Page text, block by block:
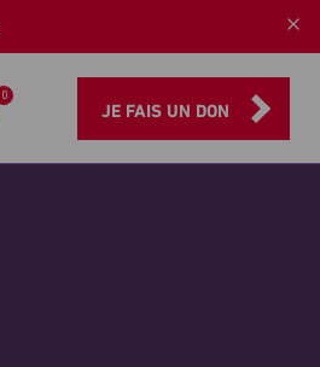
0
JE FAIS UN DON